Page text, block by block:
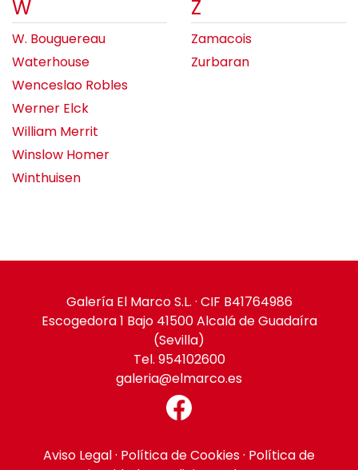
W
W. Bouguereau
Waterhouse
Wenceslao Robles
Werner Elck
William Merrit
Winslow Homer
Winthuisen
Z
Zamacois
Zurbaran
Galería El Marco S.L. · CIF B41764986
Escogedora 1 Bajo 41500 Alcalá de Guadaíra
(Sevilla)
Tel. 954102600
galeria@elmarco.es
Aviso Legal· Política de Cookies· Política de